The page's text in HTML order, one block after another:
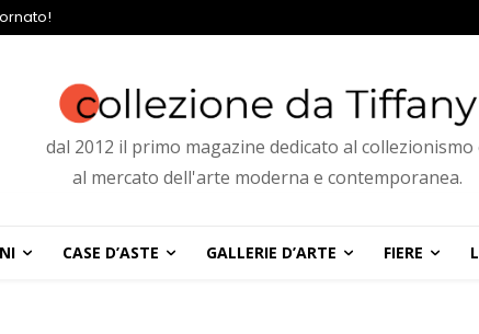
dal 2012 il primo magazine dedicato al collezionismo
al mercato dell'arte moderna e contemporanea.
CASE D’ASTE GALLERIE D’ARTE FIERE